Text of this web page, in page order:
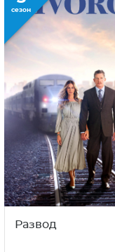
сезон
Развод